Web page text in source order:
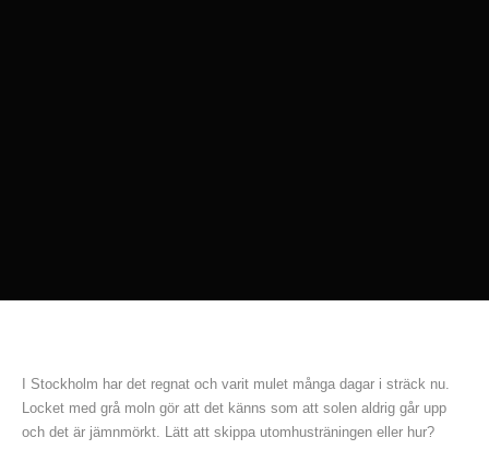
I Stockholm har det regnat och varit mulet många dagar i sträck nu.
Locket med grå moln gör att det känns som att solen aldrig går upp
och det är jämnmörkt. Lätt att skippa utomhusträningen eller hur?